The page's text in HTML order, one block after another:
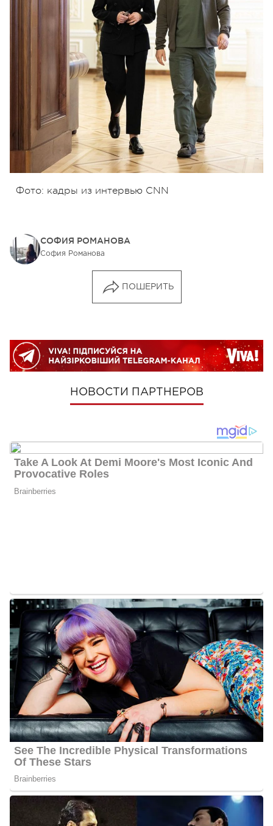
Фото: кадры из интервью CNN
СОФИЯ РОМАНОВА
София Романова
ПОШЕРИТЬ
НОВОСТИ ПАРТНЕРОВ